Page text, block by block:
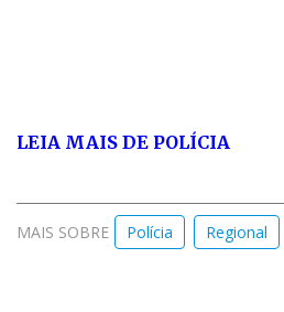
LEIA MAIS DE POLÍCIA
MAIS SOBRE Polícia Regional